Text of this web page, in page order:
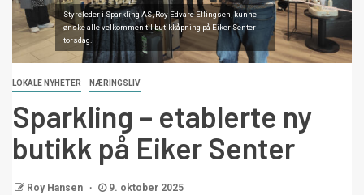
Styreleder i Sparkling AS, Roy Edvard Ellingsen, kunne
ønske alle velkommen til butikkåpning på Eiker Senter
torsdag.
LOKALE NYHETER NÆRINGSLIV
Sparkling – etablerte ny
butikk på Eiker Senter
Roy Hansen 9. oktober 2025